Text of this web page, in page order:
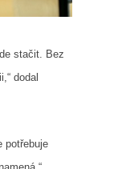
stačit. Bez
dodal
potřebuje